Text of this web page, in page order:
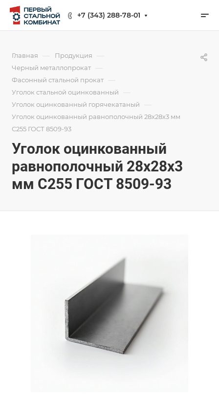
+7 (343) 288-78-01
Главная — Продукция —
Черный металлопрокат —
Фасонный стальной прокат —
Уголок стальной оцинкованный —
Уголок оцинкованный горячекатаный —
Уголок оцинкованный равнополочный 28х28х3 мм
С255 ГОСТ 8509-93
Уголок оцинкованный
равнополочный 28х28х3
мм С255 ГОСТ 8509-93